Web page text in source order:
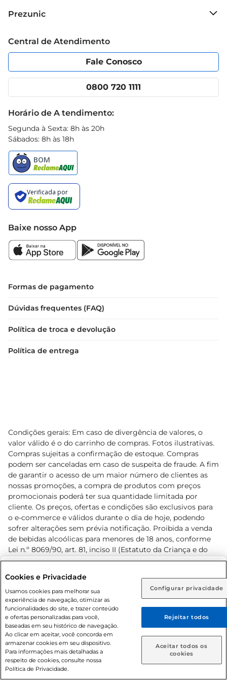
Rio de Janeiro (RJ) Goiás (GO)
Ou
Caso queira comprar online, informe como deseja receber
suas compras:
Entrega em casa Retire em Loja
Grupo Cencosud
Política de Privacidade
Portal do fornecedor
Cencosud Media
Prezunic
Código de Ética
App Prezunic
Central de Atendimento
Fale Conosco
0800 720 1111
Horário de A tendimento:
Segunda à Sexta: 8h às 20h
Sábados: 8h às 18h
Baixe nosso App
Formas de pagamento
Dúvidas frequentes (FAQ)
Política de troca e devolução
Política de entrega
Condições gerais: Em caso de divergência de valores, o
valor válido é o do carrinho de compras. Fotos ilustrativas.
Compras sujeitas a confirmação de estoque. Compras
podem ser canceladas em caso de suspeita de fraude. A fim
de garantir o acesso de um maior número de clientes as
nossas promoções, a compra de produtos com preços
promocionais poderá ter sua quantidade limitada por
cliente. Os preços, ofertas e condições são exclusivos para
o e-commerce e válidos durante o dia de hoje, podendo
sofrer alterações sem prévia notificação. Proibida a venda
de bebidas alcoólicas para menores de 18 anos, conforme
Lei n.º 8069/90, art. 81, inciso II (Estatuto da Criança e do
Adolescente). Preços e condições exclusivos para o
prévio. O valor mínimo para as compras on-line é de R$
80,00.
© 2026 Copyright. Todos os direitos
reservados Prezunic.
Cookies e Privacidade
Usamos cookies para melhorar sua
experiência de navegação, otimizar as
funcionalidades do site, e trazer conteúdo
e ofertas personalizadas para você,
baseadas em seu histórico de navegação.
Ao clicar em aceitar, você concorda em
armazenar cookies em seu dispositivo.
Para informações mais detalhadas a
respeito de cookies, consulte nossa
Política de Privacidade.
Configurar privacidade
Rejeitar todos
Aceitar todos os
cookies